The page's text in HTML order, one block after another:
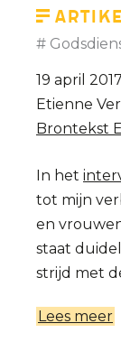
19 april 2017
Etienne
Brontekst
In het
tot mijn
en
staat
strijd met
Lees meer